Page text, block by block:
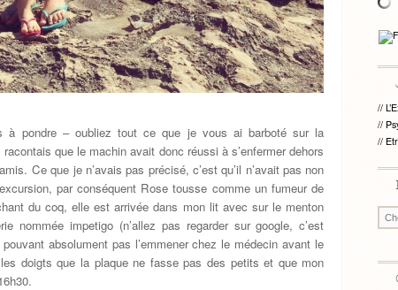
à pondre – oubliez tout ce que je vous ai barboté sur la
que le machin avait donc réussi à s’enfermer dehors
Ce que je n’avais pas précisé, c’est qu’il n’avait pas non
par conséquent Rose tousse comme un fumeur de
du coq, elle est arrivée dans mon lit avec sur le menton
nommée impetigo (n’allez pas regarder sur google, c’est
absolument pas l’emmener chez le médecin avant le
doigts que la plaque ne fasse pas des petits et que mon